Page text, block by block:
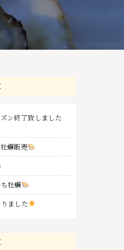
ン終了致しました
蠣販売
牡蠣
ました